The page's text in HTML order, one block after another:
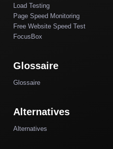
Load Testing
Page Speed Monitoring
Free Website Speed Test
FocusBox
Glossaire
Glossaire
Alternatives
Alternatives